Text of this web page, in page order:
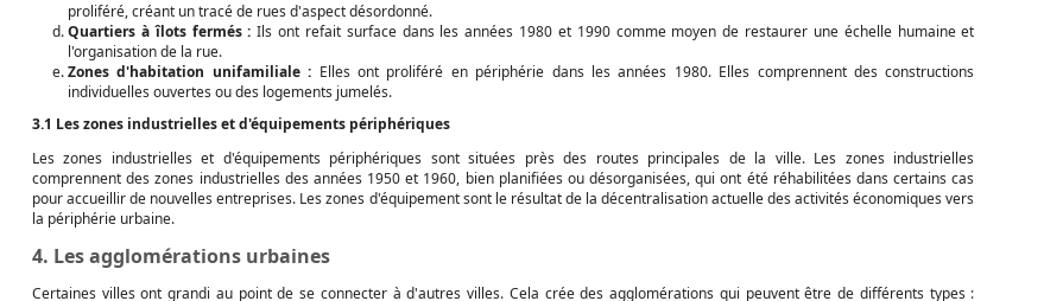
proliféré, créant un tracé de rues d'aspect désordonné.
Quartiers à îlots fermés : Ils ont refait surface dans les années 1980 et 1990 comme moyen de restaurer une échelle humaine et
l'organisation de la rue.
Zones d'habitation unifamiliale : Elles ont proliféré en périphérie dans les années 1980. Elles comprennent des constructions
individuelles ouvertes ou des logements jumelés.
3.1 Les zones industrielles et d'équipements périphériques
Les zones industrielles et d'équipements périphériques sont situées près des routes principales de la ville. Les zones industrielles
comprennent des zones industrielles des années 1950 et 1960, bien planifiées ou désorganisées, qui ont été réhabilitées dans certains cas
pour accueillir de nouvelles entreprises. Les zones d'équipement sont le résultat de la décentralisation actuelle des activités économiques vers
la périphérie urbaine.
4. Les agglomérations urbaines
Certaines villes ont grandi au point de se connecter à d'autres villes. Cela crée des agglomérations qui peuvent être de différents types :